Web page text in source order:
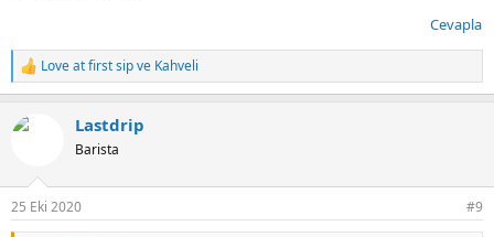
Cevapla
T
e
k
:
Love at first sipve Kahveli
Lastdrip
Barista
25 Eki 2020 #9